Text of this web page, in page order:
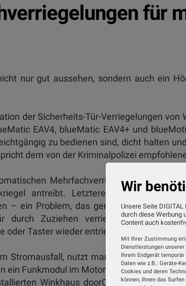
für
nur gut aussehen, sondern auch ein
der Sicherheits-Tür-Verriegelungen
EAV4, blueMatic EAV4+ und
zu bedienen sind, dicht halten
dem von der Kriminalpolizei
Mehrfachverriegelungen ist ein
antreibt. Letztere wirken auch
– ein Problem, das gerade bei dunklen
Zuziehen verriegeln und über
oder Taster wieder entriegeln.
Stromausfall, nutzt man den
ein Funkmodul im Motorkasten auf, das per
Winkhaus doorControl App
Wir
Unsere Seite
durch diese Werbung
Content auch
Mit Ihrer Zustimmung
Dienstleistungen
Ihrem Endgerät
Daten wie z.B.: Geräte-
Cookies und deren
können, Ihnen das